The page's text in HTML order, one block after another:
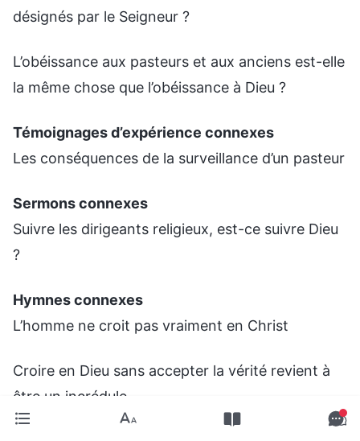
désignés par le Seigneur ?
L’obéissance aux pasteurs et aux anciens est-elle
la même chose que l’obéissance à Dieu ?
Témoignages d’expérience connexes
Les conséquences de la surveillance d’un pasteur
Sermons connexes
Suivre les dirigeants religieux, est-ce suivre Dieu
?
Hymnes connexes
L’homme ne croit pas vraiment en Christ
Croire en Dieu sans accepter la vérité revient à
être un incrédule